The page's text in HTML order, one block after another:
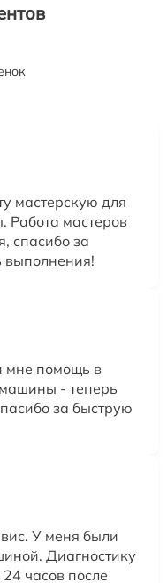
мастерскую для
Работа мастеров
спасибо за
выполнения!
мне помощь в
- теперь
за быструю
У меня были
Диагностику
часов после